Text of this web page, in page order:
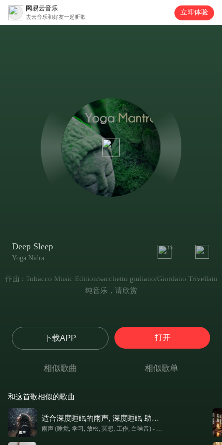
网易云音乐
去云音乐和好友一起听歌
立即体验
Deep Sleep
Yoga Nidra
15
作曲 : Tobacco Music Edition/sacchetto giuliano/Giordano Trivellato
纯音乐，请欣赏
下载APP 打开
相似歌曲 相似歌单
和这首歌相似的歌曲
适合深度睡眠的雨声, 深度睡眠 助眠雨声 (白噪音 助眠)
雨声 (睡觉, 学习, 放松, 冥想, 工作, 白噪音) -